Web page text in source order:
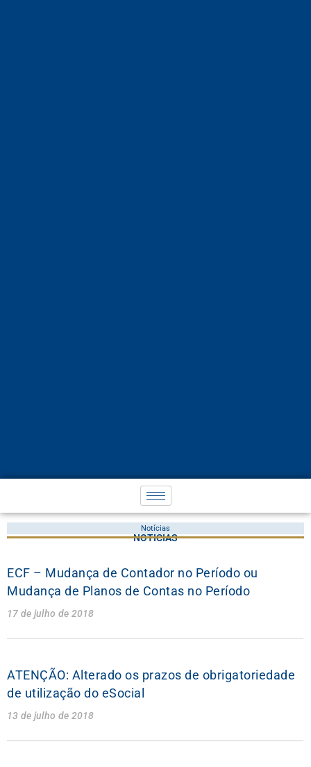
NOTÍCIAS
Notícias
ECF – Mudança de Contador no Período ou
Mudança de Planos de Contas no Período
17 de julho de 2018
ATENÇÃO: Alterado os prazos de obrigatoriedade
de utilização do eSocial
13 de julho de 2018